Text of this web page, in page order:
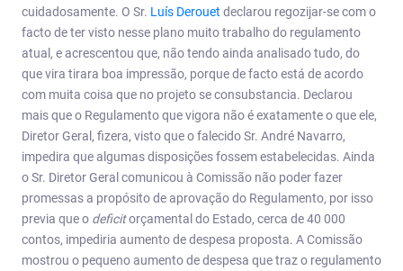
cuidadosamente. O Sr. Luís Derouet declarou regozijar-se com o
facto de ter visto nesse plano muito trabalho do regulamento
atual, e acrescentou que, não tendo ainda analisado tudo, do
que vira tirara boa impressão, porque de facto está de acordo
com muita coisa que no projeto se consubstancia. Declarou
mais que o Regulamento que vigora não é exatamente o que ele,
Diretor Geral, fizera, visto que o falecido Sr. André Navarro,
impedira que algumas disposições fossem estabelecidas. Ainda
o Sr. Diretor Geral comunicou à Comissão não poder fazer
promessas a propósito de aprovação do Regulamento, por isso
previa que o deficitorçamental do Estado, cerca de 40 000
contos, impediria aumento de despesa proposta. A Comissão
mostrou o pequeno aumento de despesa que traz o regulamento